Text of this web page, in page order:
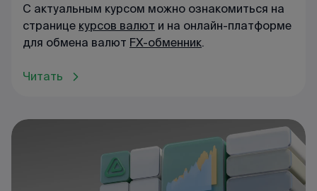
С актуальным курсом можно ознакомиться на
странице курсов валют и на онлайн-платформе
для обмена валют FX-обменник.
Читать